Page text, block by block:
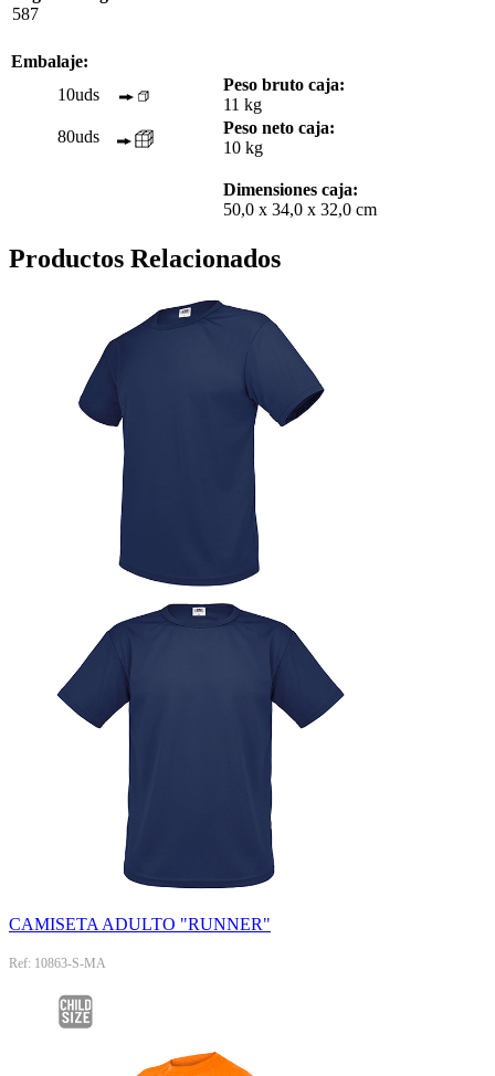
587
Embalaje:
10uds
Peso bruto caja:
11 kg
80uds
Peso neto caja:
10 kg
Dimensiones caja:
50,0 x 34,0 x 32,0 cm
Productos Relacionados
CAMISETA ADULTO "RUNNER"
Ref: 10863-S-MA